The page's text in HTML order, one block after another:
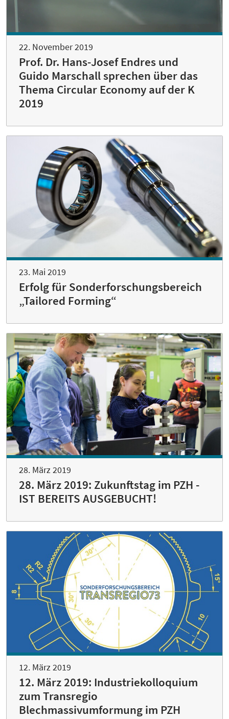
22. November 2019
Prof. Dr. Hans-Josef Endres und
Guido Marschall sprechen über das
Thema Circular Economy auf der K
2019
23. Mai 2019
Erfolg für Sonderforschungsbereich
„Tailored Forming“
28. März 2019
28. März 2019: Zukunftstag im PZH -
IST BEREITS AUSGEBUCHT!
12. März 2019
12. März 2019: Industriekolloquium
zum Transregio
Blechmassivumformung im PZH